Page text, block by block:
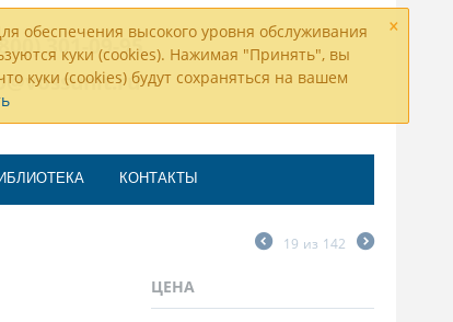
×
обеспечения высокого уровня обслуживания
куки (cookies). Нажимая "Принять", вы
куки (cookies) будут сохраняться на вашем
301-09-95
КОНТАКТЫ
19 из 142
ЦЕНА